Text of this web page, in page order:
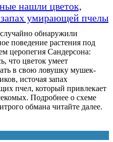
нашли цветок,
умирающей пчелы
обнаружили
поведение растения под
церопегия Сандерсона:
что цветок умеет
в свою ловушку мушек-
источая запах
пчел, который привлекает
Подробнее о схеме
обмана читайте далее.